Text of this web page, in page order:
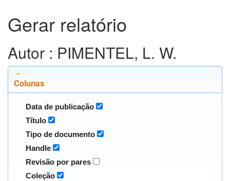
Gerar relatório
Autor : PIMENTEL, L. W.
Colunas
Data de publicação
Título
Tipo de documento
Handle
Revisão por pares
Coleção